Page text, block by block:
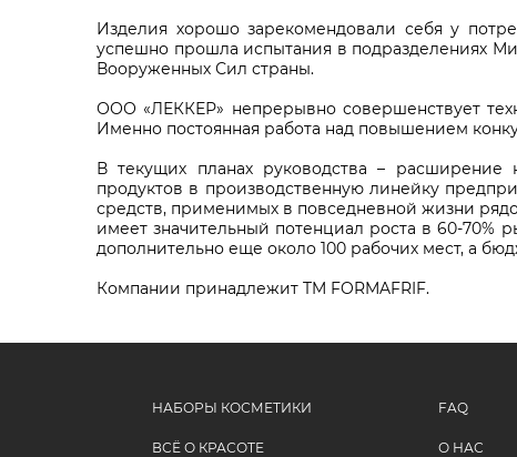
Изделия хорошо зарекомендовали себя у
успешно прошла испытания в подразделениях
Вооруженных Сил страны.
ООО «ЛЕККЕР» непрерывно совершенствует
Именно постоянная работа над повышением
В текущих планах руководства – расширение
продуктов в производственную линейку
средств, применимых в повседневной жизни
имеет значительный потенциал роста в 60-70%
дополнительно еще около 100 рабочих мест, а
Компании принадлежит TM FORMAFRIF.
НАБОРЫ КОСМЕТИКИ
ВСЁ О КРАСОТЕ
FAQ
О НАС